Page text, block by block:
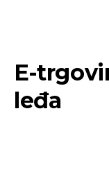
E-
leđa